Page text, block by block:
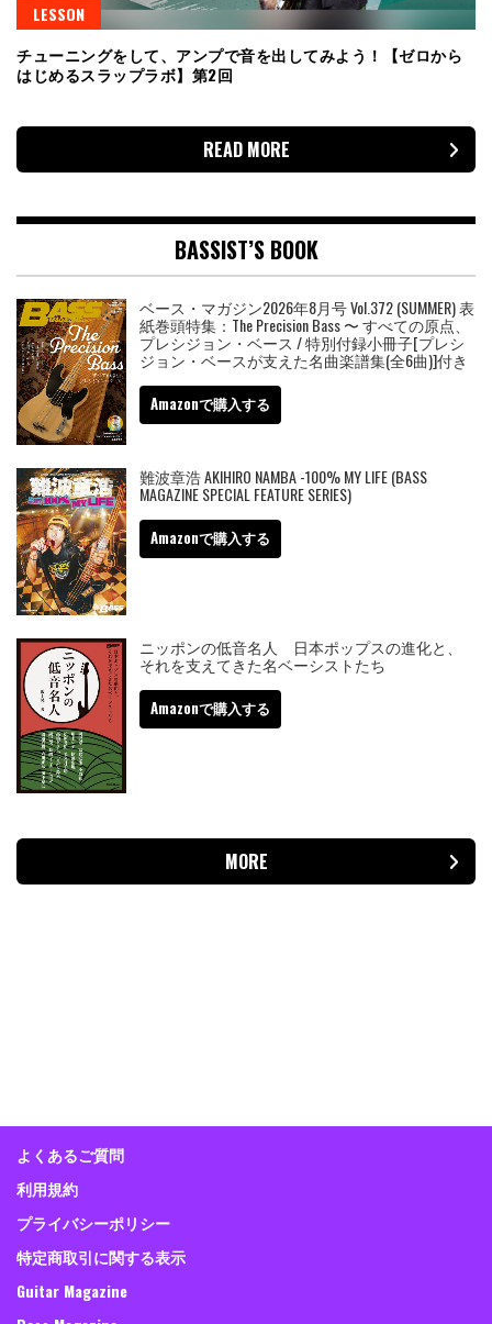
LESSON
チューニングをして、アンプで音を出してみよう！【ゼロから
はじめるスラップラボ】第2回
READ MORE
BASSIST’S BOOK
ベース・マガジン2026年8月号 Vol.372 (SUMMER) 表
紙巻頭特集：The Precision Bass 〜 すべての原点、
プレシジョン・ベース / 特別付録小冊子[プレシ
ジョン・ベースが支えた名曲楽譜集(全6曲)]付き
Amazonで購入する
難波章浩 AKIHIRO NAMBA -100% MY LIFE (BASS
MAGAZINE SPECIAL FEATURE SERIES)
Amazonで購入する
ニッポンの低音名人 日本ポップスの進化と、
それを支えてきた名ベーシストたち
Amazonで購入する
MORE
よくあるご質問
利用規約
プライバシーポリシー
特定商取引に関する表示
Guitar Magazine